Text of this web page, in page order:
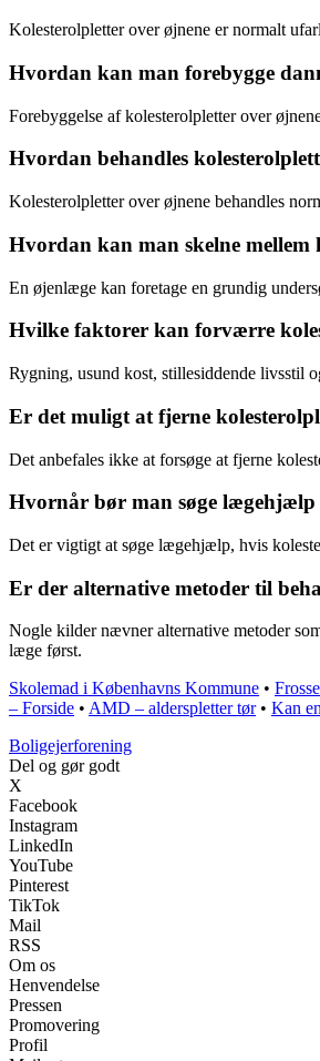
Kolesterolpletter over øjnene er normalt
Hvordan kan man forebygge
Forebyggelse af kolesterolpletter over
Hvordan behandles
Kolesterolpletter over øjnene behandles
Hvordan kan man skelne mellem
En øjenlæge kan foretage en grundig
Hvilke faktorer kan forværre
Rygning, usund kost, stillesiddende livsstil
Er det muligt at fjerne
Det anbefales ikke at forsøge at fjerne
Hvornår bør man søge lægehjælp
Det er vigtigt at søge lægehjælp, hvis
Er der alternative metoder til
Nogle kilder nævner alternative metoder
læge først.
Skolemad i Københavns Kommune •
– Forside • AMD – alderspletter tør• Kan
Boligejerforening
Del og gør godt
X
Facebook
Instagram
LinkedIn
YouTube
Pinterest
TikTok
Mail
RSS
Om os
Henvendelse
Pressen
Promovering
Profil